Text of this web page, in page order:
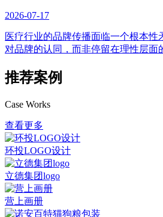
2026-07-17
医疗行业的品牌传播面临一个根本
对品牌的认同，而非停留在理性层面
推荐案例
Case Works
查看更多
环投LOGO设计
立德集团logo
营上画册